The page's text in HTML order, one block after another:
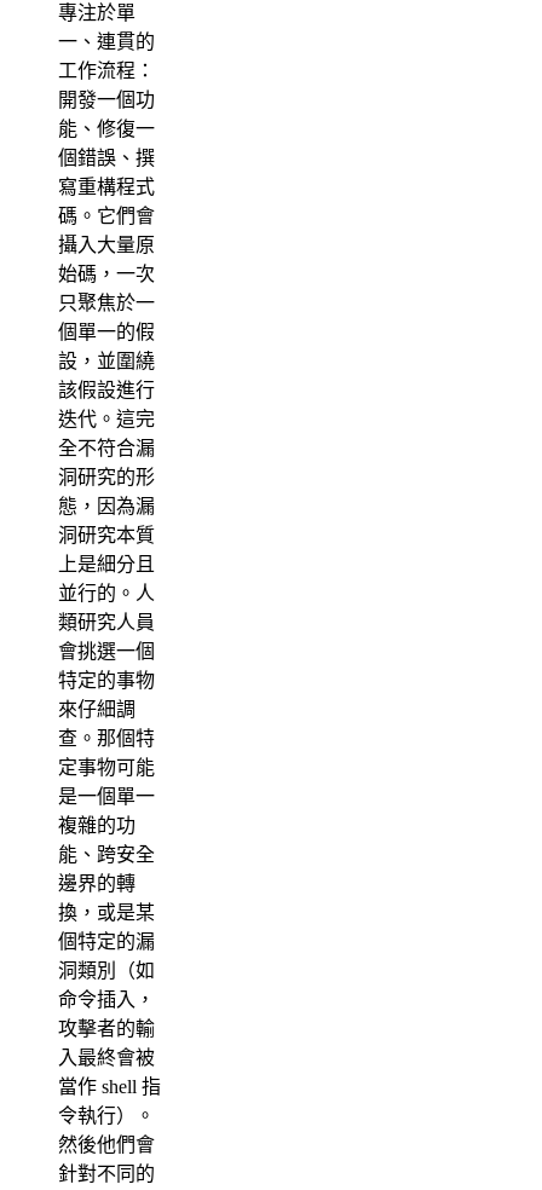
專注於單
一、連貫的
工作流程：
開發一個功
能、修復一
個錯誤、撰
寫重構程式
碼。它們會
攝入大量原
始碼，一次
只聚焦於一
個單一的假
設，並圍繞
該假設進行
迭代。這完
全不符合漏
洞研究的形
態，因為漏
洞研究本質
上是細分且
並行的。人
類研究人員
會挑選一個
特定的事物
來仔細調
查。那個特
定事物可能
是一個單一
複雜的功
能、跨安全
邊界的轉
換，或是某
個特定的漏
洞類別（如
命令插入，
攻擊者的輸
入最終會被
當作 shell 指
令執行）。
然後他們會
針對不同的